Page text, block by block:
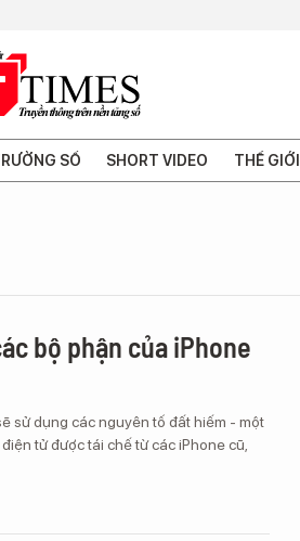
SỐ SHORT VIDEO THẾ GIỚI
bộ phận của iPhone
sử dụng các nguyên tố đất hiếm - một
tử được tái chế từ các iPhone cũ,